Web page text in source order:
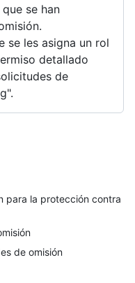
se han
se les asigna un rol
detallado
de
para la protección contra
de omisión